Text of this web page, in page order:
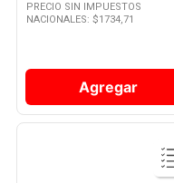
PRECIO SIN IMPUESTOS
NACIONALES: $1734,71
Agregar